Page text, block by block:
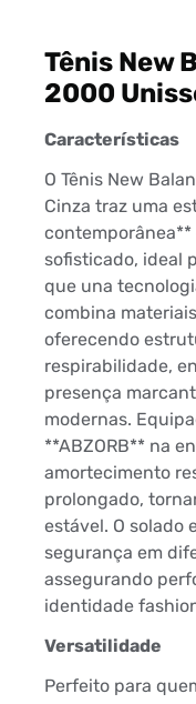
Tênis New
2000
Características
O Tênis New
Cinza traz uma
sofisticado, ideal
que una
combina
oferecendo
respirabilidade,
presença
modernas.
**ABZORB** na
amortecimento
prolongado,
estável. O solado
segurança em
assegurando
identidade
Versatilidade
Perfeito para